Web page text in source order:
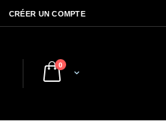
CRÉER UN COMPTE
Cart
0articles